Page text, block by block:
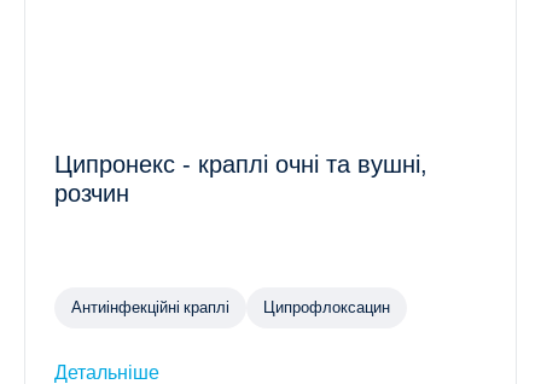
Ципронекс - краплі очні та вушні,
розчин
Антиінфекційні краплі Ципрофлоксацин
Детальніше